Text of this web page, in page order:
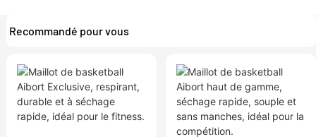
Recommandé pour vous